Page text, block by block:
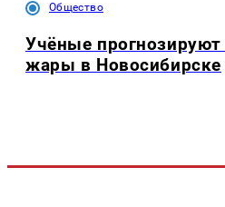
Общество
Учёные
жары в Новосибирске